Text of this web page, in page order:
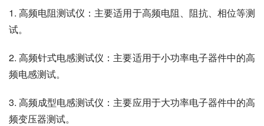
1. 高频电阻测试仪：主要适用于高频电阻、阻抗、相位等测
试。
2. 高频针式电感测试仪：主要适用于小功率电子器件中的高
频电感测试。
3. 高频成型电感测试仪：主要应用于大功率电子器件中的高
频变压器测试。